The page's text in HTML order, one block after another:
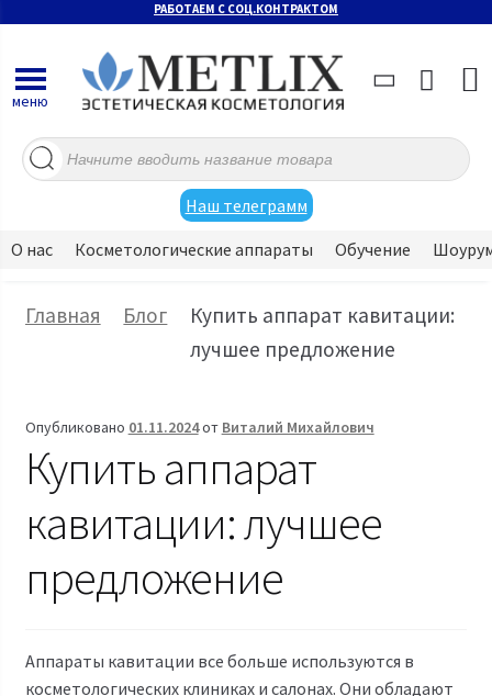
РАБОТАЕМ С СОЦ.КОНТРАКТОМ
Поиск
товаров
Наш телеграмм
меню
О нас Косметологические аппараты Обучение
Главная Блог
Купить аппарат кавитации:
лучшее предложение
Опубликовано 01.11.2024от Виталий Михайлович
Купить аппарат
кавитации: лучшее
предложение
Аппараты кавитации все больше используются в
косметологических клиниках и салонах. Они обладают